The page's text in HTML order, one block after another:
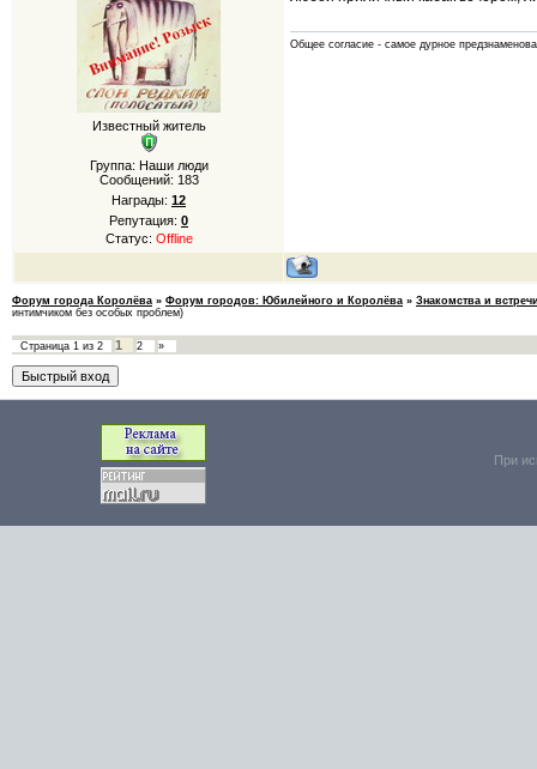
Известный житель
Группа: Наши люди
Сообщений: 183
Награды: 12
Репутация: 0
Статус: Offline
Общее согласие - самое дурное
Форум города Королёва » Форум городов: Юбилейного и Королёва » Знакомства и
интимчиком без особых проблем)
Страница 1 из 2 1 2 »
При